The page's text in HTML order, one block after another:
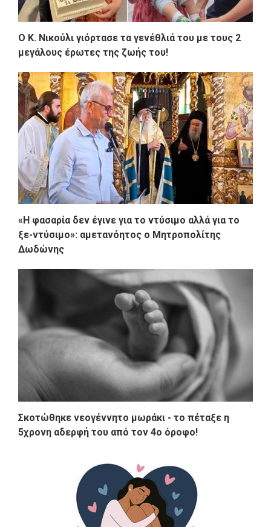
O K. Νικούλι γιόρτασε τα γενέθλιά του με τους 2
μεγάλους έρωτες της ζωής του!
«Η φασαρία δεν έγινε για το ντύσιμο αλλά για το
ξε-ντύσιμο»: αμετανόητος ο Μητροπολίτης
Δωδώνης
Σκοτώθηκε νεογέννητο μωράκι - το πέταξε η
5χρονη αδερφή του από τον 4ο όροφο!